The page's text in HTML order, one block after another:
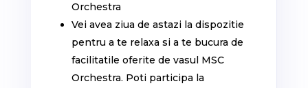
Orchestra
Vei avea ziua de astazi la dispozitie
pentru a te relaxa si a te bucura de
facilitatile oferite de vasul MSC
Orchestra. Poti participa la